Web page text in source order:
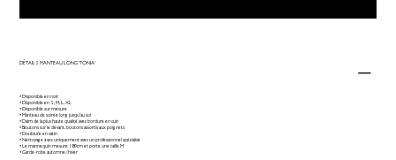
DÉTAILS MANTEAU LONG 'TONIA'
• Disponible en noir
• Disponible en S, M, L, XL
• Disponible sur mesure
• Manteau de soirée long jusqu’au sol
• Daim de la plus haute qualité avec bordure en cuir
• Boutons sur le devant, boutons assortis aux poignets
• Doublure en satin
• Nettoyage à sec uniquement avec un professionnel spécialisé
• Le mannequin mesure 180cm et porte une taille M
• Garde-robe automne/hiver